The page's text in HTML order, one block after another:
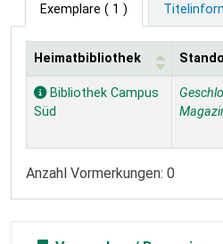
Exemplare ( 1 )
Exemplare
Heimatbibliothek
Bibliothek Campus
Süd
Anzahl Vormerkungen: 0